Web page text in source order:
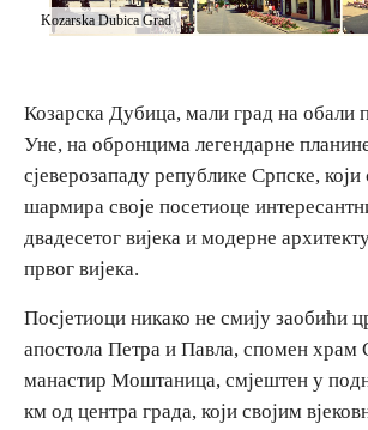
Kozarska Dubica Grad
Козарска Дубица, мали град на обали
Уне, на обронцима легендарне
сјеверозападу републике Српске, који
шармира своје посетиоце
двадесетог вијека и модерне
првог вијека.
Посјетиоци никако не смију заобићи
апостола Петра и Павла, спомен храм
манастир Моштаница, смјештен у
км од центра града, који својим